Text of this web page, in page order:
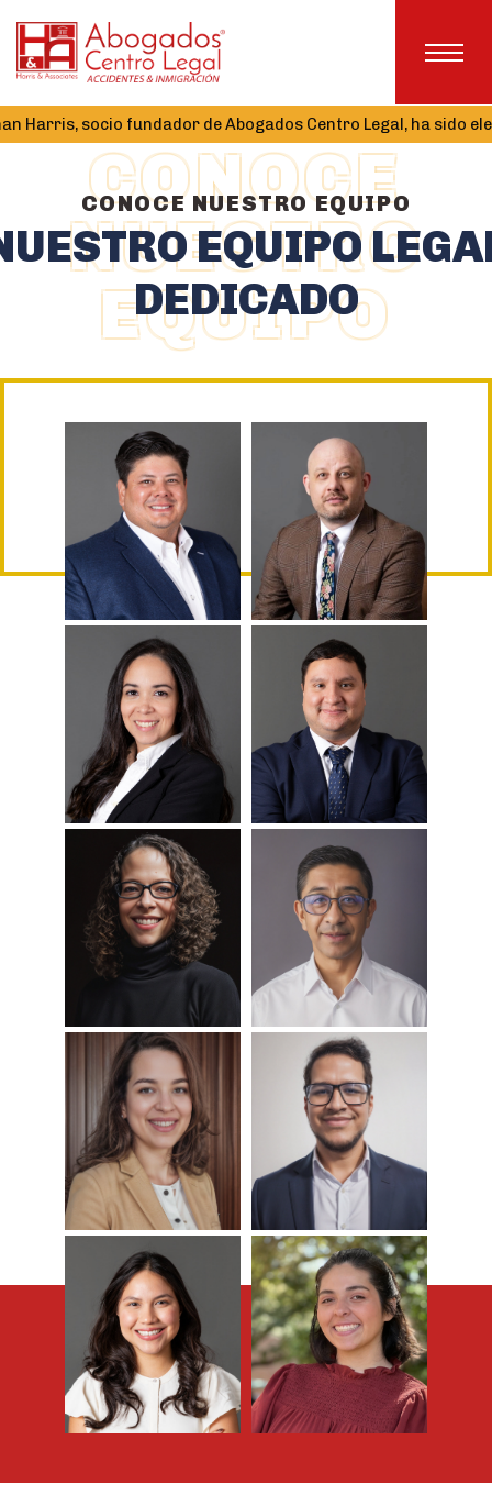
socio fundador de Abogados Centro Legal, ha sido elegido
CONOCE
NUESTRO
EQUIPO
CONOCE NUESTRO EQUIPO
EQUIPO
DEDICADO
Nathan Harris
Conoce Más
Danny Upton
Conoce Más
Xenia Solano
Rigby
Conoce Más
Juan Cervantes
Conoce Más
Jackie
Grabinsky
Conoce Más
Ernesto Usma
Conoce Más
Kathreen
Insignares
Conoce Más
Kenny
Insignares
Conoce Más
Jazmin Muñoz
Conoce Más
Rochelle Gomez-
Guillen
Conoce Más